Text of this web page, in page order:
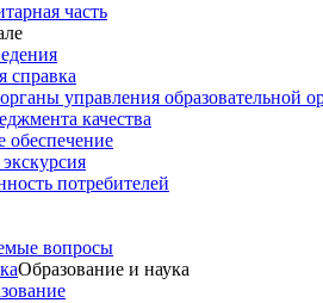
часть
справка
управления образовательной
качества
обеспечение
потребителей
вопросы
Образование и наука